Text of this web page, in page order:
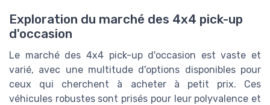
Exploration du marché des 4x4 pick-up
d'occasion
Le marché des 4x4 pick-up d'occasion est vaste et
varié, avec une multitude d'options disponibles pour
ceux qui cherchent à acheter à petit prix. Ces
véhicules robustes sont prisés pour leur polyvalence et